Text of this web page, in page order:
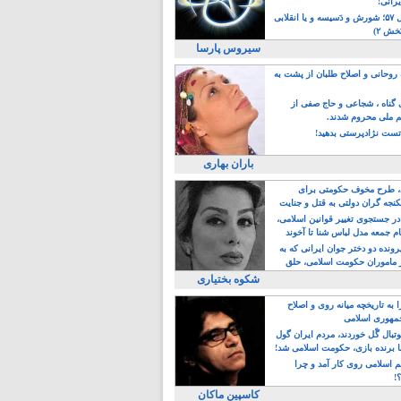
رویداد سال ۵۷؛ شورش و دَسیسه و یا انقلابی
۲)
سیروس پارسا
و اصلاح طلبان از پشت به
گناه ، شجاعی و حاج صفی از
ملی محروم شدند.
نژادپرستی بدهید!
باران بهاری
مخوف حکومتی برای
گران دولتی به قتل و جنایت
جستجوی تغییر قوانین اسلامی،
جمعه مدل لباس شنا تا آخوند
دو دختر جوان ایرانی که به
ماموران حکومت اسلامی، حلق
شکوه بختیاری
به تاریخچه میانه روی و اصلاح
اسلامی
گًل خوردند، مردم ایران گول
برنده بازی، حکومت اسلامی شد!
اسلامی روی کار آمد و چرا
کاسپین ماکان